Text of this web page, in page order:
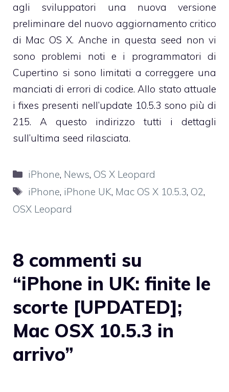
agli sviluppatori una nuova versione
preliminare del nuovo aggiornamento critico
di Mac OS X. Anche in questa seed non vi
sono problemi noti e i programmatori di
Cupertino si sono limitati a correggere una
manciati di errori di codice. Allo stato attuale
i fixes presenti nell’update 10.5.3 sono più di
215. A questo indirizzo tutti i dettagli
sull’ultima seed rilasciata.
Categorie
iPhone, News, OS X Leopard
Tag
iPhone, iPhone UK, Mac OS X 10.5.3, O2,
OSX Leopard
8 commenti su
“iPhone in UK: finite le
scorte [UPDATED];
Mac OSX 10.5.3 in
arrivo”